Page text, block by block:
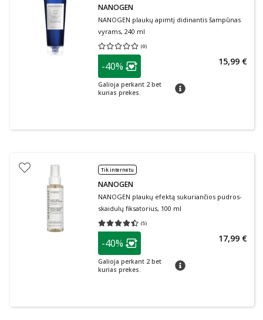
NANOGEN
NANOGEN plaukų apimtį didinantis šampūnas
vyrams, 240 ml
(0)
Vidutinis įvertinimas 0.00
patarimas
Lojalumo klubo narių nuolaida
-40%
Galioja perkant 2 bet
kurias prekes.
patarimas
15,99 €
Tik internetu
NANOGEN
NANOGEN plaukų efektą sukuriančios pudros-
skaidulų fiksatorius, 100 ml
(5)
Vidutinis įvertinimas 4.40
patarimas
Lojalumo klubo narių nuolaida
-40%
Galioja perkant 2 bet
kurias prekes.
patarimas
17,99 €